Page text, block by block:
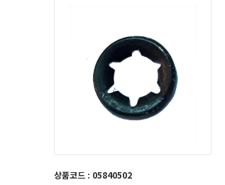
상품코드 : 05840502